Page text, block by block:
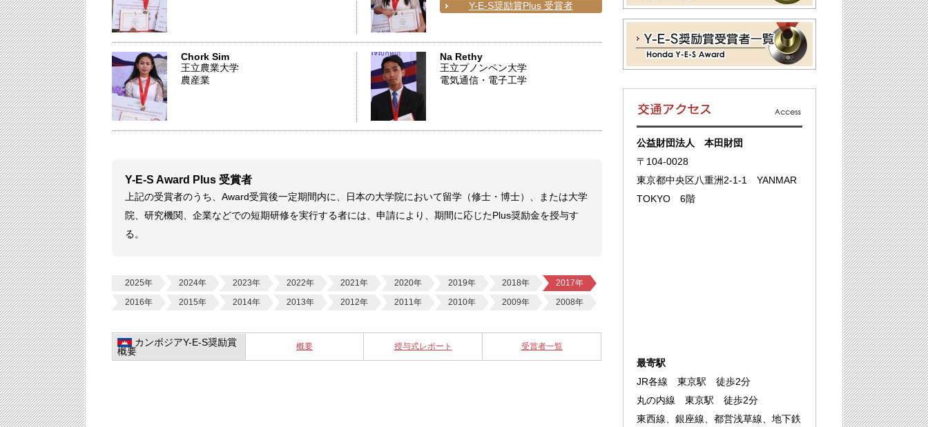
Y-E-S奨励賞Plus 受賞者
Chork Sim
王立農業大学
農産業
Na Rethy
王立プノンペン大学
電気通信・電子工学
Y-E-S Award Plus 受賞者
上記の受賞者のうち、Award受賞後一定期間内に、日本の大学院において留学（修士・博士）、または大学
院、研究機関、企業などでの短期研修を実行する者には、申請により、期間に応じたPlus奨励金を授与す
る。
2025年 2024年 2023年 2022年 2021年 2020年 2019年 2018年
2017年
2016年
2015年 2014年 2013年 2012年 2011年 2010年 2009年 2008年
カンボジアY-E-S奨励賞
概要
概要 授与式レポート 受賞者一覧
公益財団法人 本田財団
〒104-0028
東京都中央区八重洲2-1-1 YANMAR
TOKYO 6階
最寄駅
JR各線 東京駅 徒歩2分
丸の内線 東京駅 徒歩2分
東西線、銀座線、都営浅草線、地下鉄